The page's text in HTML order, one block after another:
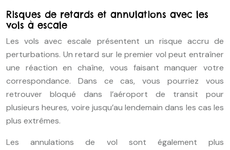
Risques de retards et annulations avec les
vols à escale
Les vols avec escale présentent un risque accru de
perturbations. Un retard sur le premier vol peut entraîner
une réaction en chaîne, vous faisant manquer votre
correspondance. Dans ce cas, vous pourriez vous
retrouver bloqué dans l’aéroport de transit pour
plusieurs heures, voire jusqu’au lendemain dans les cas les
plus extrêmes.
Les annulations de vol sont également plus